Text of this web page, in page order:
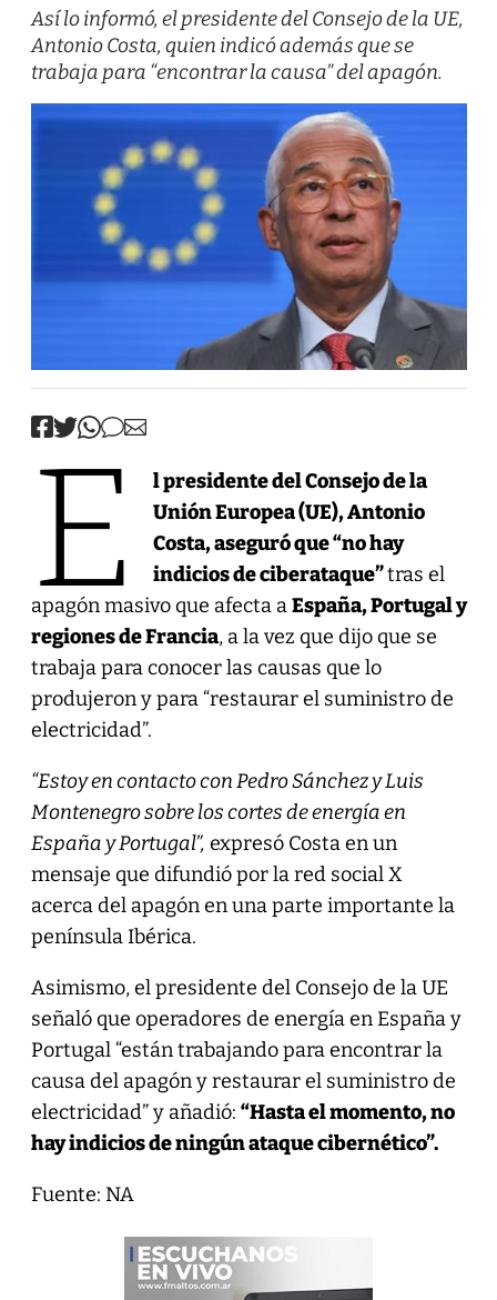
Así lo informó, el presidente del Consejo de la UE,
Antonio Costa, quien indicó además que se
trabaja para “encontrar la causa” del apagón.
E
l presidente del Consejo de la
Unión Europea (UE), Antonio
Costa, aseguró que “no hay
indicios de ciberataque”tras el
apagón masivo que afecta aEspaña, Portugal y
regiones de Francia, a la vez que dijo que se
trabaja para conocer las causas que lo
produjeron y para “restaurar el suministro de
electricidad”.
“Estoy en contacto con Pedro Sánchez y Luis
Montenegro sobre los cortes de energía en
España y Portugal”, expresó Costa en un
mensaje que difundió por la red social X
acerca del apagón en una parte importante la
península Ibérica.
Asimismo, el presidente del Consejo de la UE
señaló que operadores de energía en España y
Portugal “están trabajando para encontrar la
causa del apagón y restaurar el suministro de
electricidad” y añadió: “Hasta el momento, no
hay indicios de ningún ataque cibernético”.
Fuente: NA